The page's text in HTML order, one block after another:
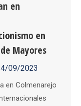
en
en
Mayores
09/2023
en Colmenarejo